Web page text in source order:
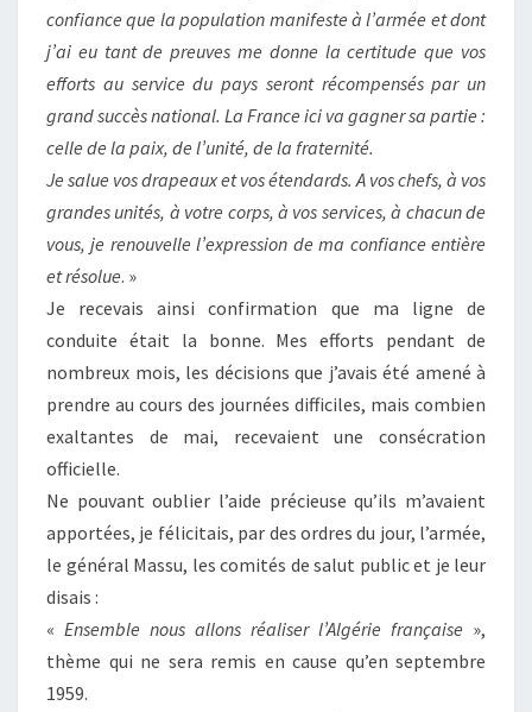
confiance que la population manifeste à l’armée et dont
j’ai eu tant de preuves me donne la certitude que vos
efforts au service du pays seront récompensés par un
grand succès national. La France ici va gagner sa partie :
celle de la paix, de l’unité, de la fraternité.
Je salue vos drapeaux et vos étendards. A vos chefs, à vos
grandes unités, à votre corps, à vos services, à chacun de
vous, je renouvelle l’expression de ma confiance entière
et résolue. »
Je recevais ainsi confirmation que ma ligne de
conduite était la bonne. Mes efforts pendant de
nombreux mois, les décisions que j’avais été amené à
prendre au cours des journées difficiles, mais combien
exaltantes de mai, recevaient une consécration
officielle.
Ne pouvant oublier l’aide précieuse qu’ils m’avaient
apportées, je félicitais, par des ordres du jour, l’armée,
le général Massu, les comités de salut public et je leur
disais :
« Ensemble nous allons réaliser l’Algérie française »,
thème qui ne sera remis en cause qu’en septembre
1959.